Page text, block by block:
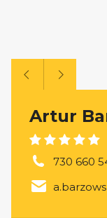
Artur
730 660